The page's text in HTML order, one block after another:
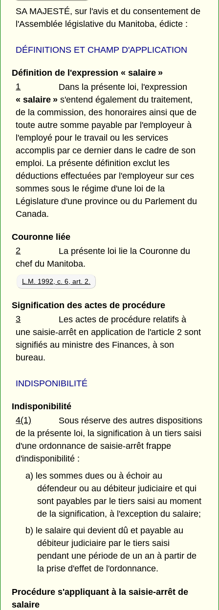
SA MAJESTÉ, sur l'avis et du consentement de
l'Assemblée législative du Manitoba, édicte :
DÉFINITIONS ET CHAMP D'APPLICATION
Définition de l'expression « salaire »
1
Dans la présente loi, l'expression
« salaire » s'entend également du traitement,
de la commission, des honoraires ainsi que de
toute autre somme payable par l'employeur à
l'employé pour le travail ou les services
accomplis par ce dernier dans le cadre de son
emploi. La présente définition exclut les
déductions effectuées par l'employeur sur ces
sommes sous le régime d'une loi de la
Législature d'une province ou du Parlement du
Canada.
Couronne liée
2
La présente loi lie la Couronne du
chef du Manitoba.
L.M. 1992, c. 6, art. 2.
Signification des actes de procédure
3
Les actes de procédure relatifs à
une saisie-arrêt en application de l'article 2 sont
signifiés au ministre des Finances, à son
bureau.
INDISPONIBILITÉ
Indisponibilité
4(1)
Sous réserve des autres dispositions
de la présente loi, la signification à un tiers saisi
d'une ordonnance de saisie-arrêt frappe
d'indisponibilité :
a) les sommes dues ou à échoir au
défendeur ou au débiteur judiciaire et qui
sont payables par le tiers saisi au moment
de la signification, à l'exception du salaire;
b) le salaire qui devient dû et payable au
débiteur judiciaire par le tiers saisi
pendant une période de un an à partir de
la prise d'effet de l'ordonnance.
Procédure s'appliquant à la saisie-arrêt de
salaire